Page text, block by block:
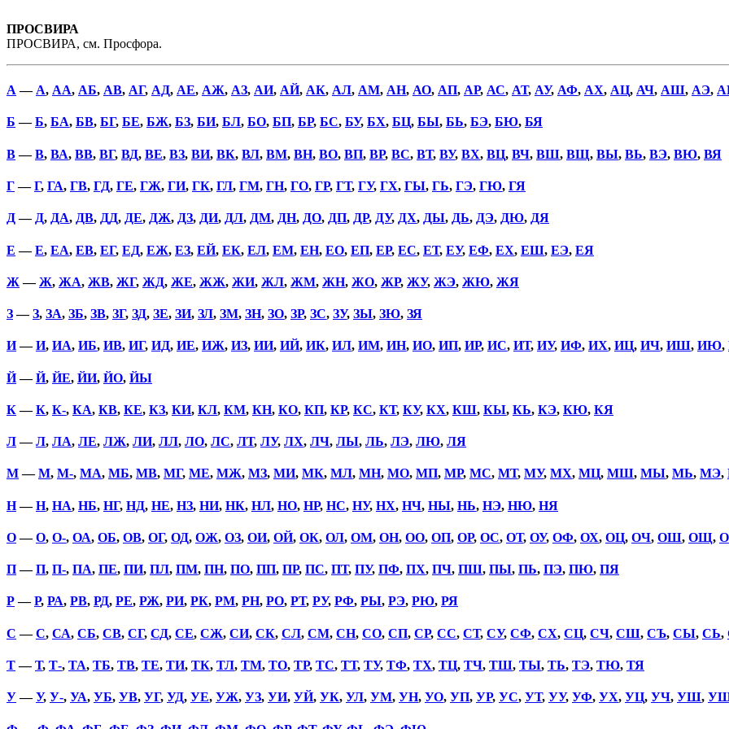
ПРОСВИРА
ПРОСВИРА, см. Просфора.
А — А, АА, АБ, АВ, АГ, АД, АЕ, АЖ, АЗ, АИ, АЙ, АК, АЛ, АМ, АН, АО, АП, АР, АС, АТ, АУ, АФ, АХ, АЦ, АЧ, АШ, АЭ,
Б —Б, БА, БВ, БГ, БЕ, БЖ, БЗ, БИ, БЛ, БО, БП, БР, БС, БУ, БХ, БЦ, БЫ, БЬ, БЭ, БЮ, БЯ
В—В, ВА, ВВ, ВГ, ВД, ВЕ, ВЗ, ВИ, ВК, ВЛ, ВМ, ВН, ВО, ВП, ВР, ВС, ВТ, ВУ, ВХ, ВЦ, ВЧ, ВШ, ВЩ, ВЫ, ВЬ, ВЭ, ВЮ, ВЯ
Г—Г, ГА, ГВ, ГД, ГЕ, ГЖ, ГИ, ГК, ГЛ, ГМ, ГН, ГО, ГР, ГТ, ГУ, ГХ, ГЫ, ГЬ, ГЭ, ГЮ, ГЯ
Д— Д, ДА, ДВ, ДД, ДЕ, ДЖ, ДЗ, ДИ, ДЛ, ДМ, ДН, ДО, ДП, ДР, ДУ, ДХ, ДЫ, ДЬ, ДЭ, ДЮ, ДЯ
Е —Е, ЕА, ЕВ, ЕГ, ЕД, ЕЖ, ЕЗ, ЕЙ, ЕК, ЕЛ, ЕМ, ЕН, ЕО, ЕП, ЕР, ЕС, ЕТ, ЕУ, ЕФ, ЕХ, ЕШ, ЕЭ, ЕЯ
Ж —Ж, ЖА, ЖВ, ЖГ, ЖД, ЖЕ, ЖЖ, ЖИ, ЖЛ, ЖМ, ЖН, ЖО, ЖР, ЖУ, ЖЭ, ЖЮ, ЖЯ
З—З, ЗА, ЗБ, ЗВ, ЗГ, ЗД, ЗЕ, ЗИ, ЗЛ, ЗМ, ЗН, ЗО, ЗР, ЗС, ЗУ, ЗЫ, ЗЮ, ЗЯ
И—И, ИА, ИБ, ИВ, ИГ, ИД, ИЕ, ИЖ, ИЗ, ИИ, ИЙ, ИК, ИЛ, ИМ, ИН, ИО, ИП, ИР, ИС, ИТ, ИУ, ИФ, ИХ, ИЦ, ИЧ, ИШ, ИЮ,
Й—Й, ЙЕ, ЙИ, ЙО, ЙЫ
К—К, К-, КА, КВ, КЕ, КЗ, КИ, КЛ, КМ, КН, КО, КП, КР, КС, КТ, КУ, КХ, КШ, КЫ, КЬ, КЭ, КЮ, КЯ
Л—Л, ЛА, ЛЕ, ЛЖ, ЛИ, ЛЛ, ЛО, ЛС, ЛТ, ЛУ, ЛХ, ЛЧ, ЛЫ, ЛЬ, ЛЭ, ЛЮ, ЛЯ
М—М, М-, МА, МБ, МВ, МГ, МЕ, МЖ, МЗ, МИ, МК, МЛ, МН, МО, МП, МР, МС, МТ, МУ, МХ, МЦ, МШ, МЫ, МЬ, МЭ,
Н—Н, НА, НБ, НГ, НД, НЕ, НЗ, НИ, НК, НЛ, НО, НР, НС, НУ, НХ, НЧ, НЫ, НЬ, НЭ, НЮ, НЯ
О—О, О-, ОА, ОБ, ОВ, ОГ, ОД, ОЖ, ОЗ, ОИ, ОЙ, ОК, ОЛ, ОМ, ОН, ОО, ОП, ОР, ОС, ОТ, ОУ, ОФ, ОХ, ОЦ, ОЧ, ОШ, ОЩ,
П—П, П-, ПА, ПЕ, ПИ, ПЛ, ПМ, ПН, ПО, ПП, ПР, ПС, ПТ, ПУ, ПФ, ПХ, ПЧ, ПШ, ПЫ, ПЬ, ПЭ, ПЮ, ПЯ
Р—Р, РА, РВ, РД, РЕ, РЖ, РИ, РК, РМ, РН, РО, РТ, РУ, РФ, РЫ, РЭ, РЮ, РЯ
С —С, СА, СБ, СВ, СГ, СД, СЕ, СЖ, СИ, СК, СЛ, СМ, СН, СО, СП, СР, СС, СТ, СУ, СФ, СХ, СЦ, СЧ, СШ, СЪ, СЫ, СЬ,
Т—Т, Т-, ТА, ТБ, ТВ, ТЕ, ТИ, ТК, ТЛ, ТМ, ТО, ТР, ТС, ТТ, ТУ, ТФ, ТХ, ТЦ, ТЧ, ТШ, ТЫ, ТЬ, ТЭ, ТЮ, ТЯ
У—У, У-, УА, УБ, УВ, УГ, УД, УЕ, УЖ, УЗ, УИ, УЙ, УК, УЛ, УМ, УН, УО, УП, УР, УС, УТ, УУ, УФ, УХ, УЦ, УЧ, УШ,